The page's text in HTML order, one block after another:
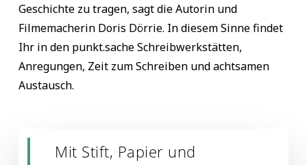
Geschichte zu tragen, sagt die Autorin und
Filmemacherin Doris Dörrie. In diesem Sinne findet
Ihr in den punkt.sache Schreibwerkstätten,
Anregungen, Zeit zum Schreiben und achtsamen
Austausch.
Mit Stift, Papier und